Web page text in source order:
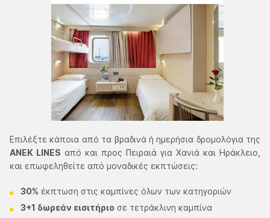
Επιλέξτε κάποια από τα βραδινά ή ημερήσια δρομολόγια της
ΑΝΕΚ LΙΝΕS από και προς Πειραιά για Χανιά και Ηράκλειο,
και επωφεληθείτε από μοναδικές εκπτώσεις:
30% έκπτωση στις καμπίνες όλων των κατηγοριών
3+1 δωρεάν εισιτήριο σε τετράκλινη καμπίνα